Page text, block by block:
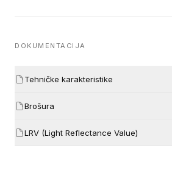
DOKUMENTACIJA
Tehničke karakteristike
Brošura
LRV (Light Reflectance Value)